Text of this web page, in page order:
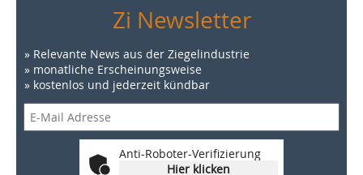
Zi Newsletter
» Relevante News aus der Ziegelindustrie
» monatliche Erscheinungsweise
» kostenlos und jederzeit kündbar
Anti-Roboter-Verifizierung
Hier klicken